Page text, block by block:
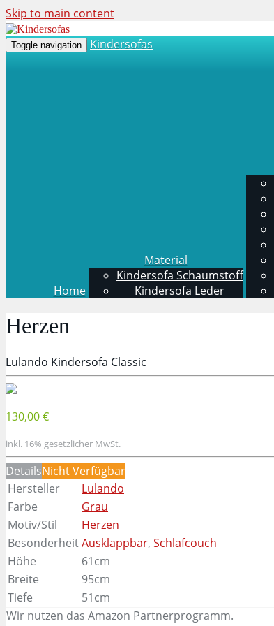
Skip to main content
Toggle navigation Kindersofas
Home
Material
Kindersofa Schaumstoff
Kindersofa Leder
Herzen
Lulando Kindersofa Classic
130,00 €
inkl. 16% gesetzlicher MwSt.
DetailsNicht Verfügbar
Hersteller
Lulando
Farbe
Grau
Motiv/Stil
Herzen
BesonderheitAusklappbar, Schlafcouch
Höhe
61cm
Breite
95cm
Tiefe
51cm
Wir nutzen das Amazon Partnerprogramm.